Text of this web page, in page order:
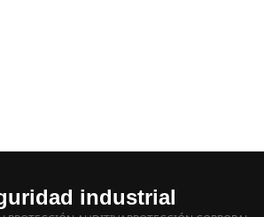
industrial